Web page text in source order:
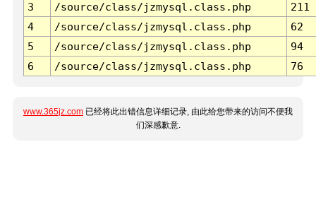
3 /source/class/jzmysql.class.php
211
4
/source/class/jzmysql.class.php
62
5
/source/class/jzmysql.class.php
94
6
/source/class/jzmysql.class.php 76
www.365jz.com 已经将此出错信息详细记录, 由此给您带来的访问不便我
们深感歉意.